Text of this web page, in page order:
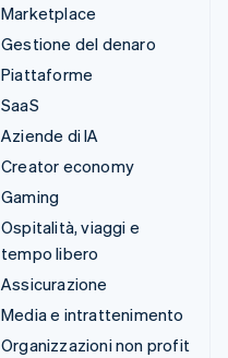
Marketplace
Gestione del denaro
Piattaforme
SaaS
Aziende di IA
Creator economy
Gaming
Ospitalità, viaggi e
tempo libero
Assicurazione
Media e intrattenimento
Organizzazioni non profit